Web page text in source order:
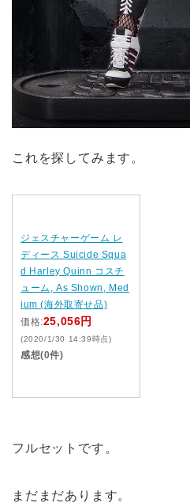
これを探してみます。
ジェスチャーゲーム レ
ディース Suicide Squa
d Harley Quinn コスチ
ューム, As Shown, Med
ium (海外取寄せ品)
価格:25,056円
(2020/1/30 14:39時点)
感想(0件)
フルセットです。
まだまだあります。